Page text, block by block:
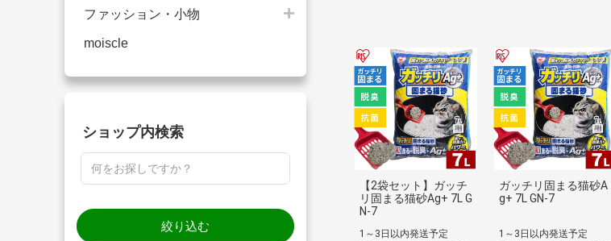
ファッション・小物
moiscle
ショップ内検索
絞り込む
【2袋セット】ガッチ
リ固まる猫砂Ag+ 7L G
N-7
1～3日以内発送予定
ガッチリ固まる猫砂A
g+ 7L GN-7
1～3日以内発送予定